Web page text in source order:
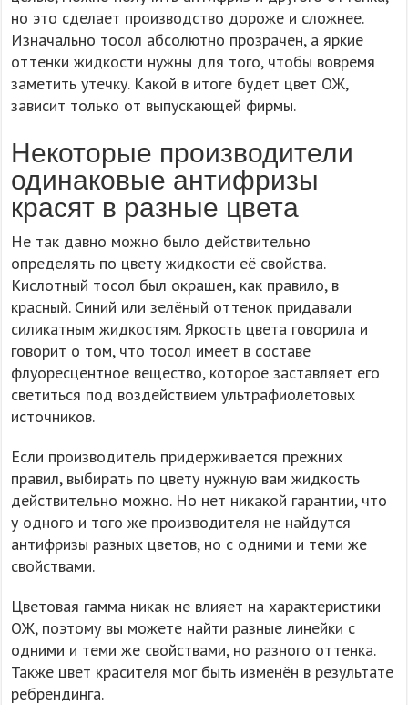
но это сделает производство дороже и сложнее.
Изначально тосол абсолютно прозрачен, а яркие
оттенки жидкости нужны для того, чтобы вовремя
заметить утечку. Какой в итоге будет цвет ОЖ,
зависит только от выпускающей фирмы.
Некоторые производители
одинаковые антифризы
красят в разные цвета
Не так давно можно было действительно
определять по цвету жидкости её свойства.
Кислотный тосол был окрашен, как правило, в
красный. Синий или зелёный оттенок придавали
силикатным жидкостям. Яркость цвета говорила и
говорит о том, что тосол имеет в составе
флуоресцентное вещество, которое заставляет его
светиться под воздействием ультрафиолетовых
источников.
Если производитель придерживается прежних
правил, выбирать по цвету нужную вам жидкость
действительно можно. Но нет никакой гарантии, что
у одного и того же производителя не найдутся
антифризы разных цветов, но с одними и теми же
свойствами.
Цветовая гамма никак не влияет на характеристики
ОЖ, поэтому вы можете найти разные линейки с
одними и теми же свойствами, но разного оттенка.
Также цвет красителя мог быть изменён в результате
ребрендинга.